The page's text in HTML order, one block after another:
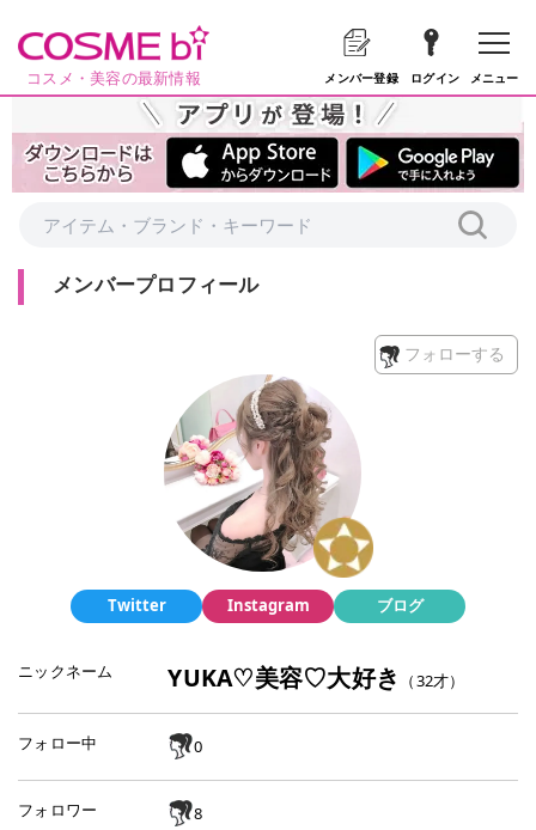
コスメ・美容の最新情報 メンバー登録 ログイン メニュー
メンバープロフィール
フォローする
Twitter Instagram ブログ
ニックネーム YUKA♡美容♡大好き （32才）
フォロー中 0
フォロワー 8